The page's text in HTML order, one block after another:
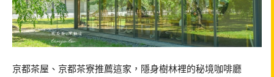
京都茶屋、京都茶寮推薦這家，隱身樹林裡的秘境咖啡廳